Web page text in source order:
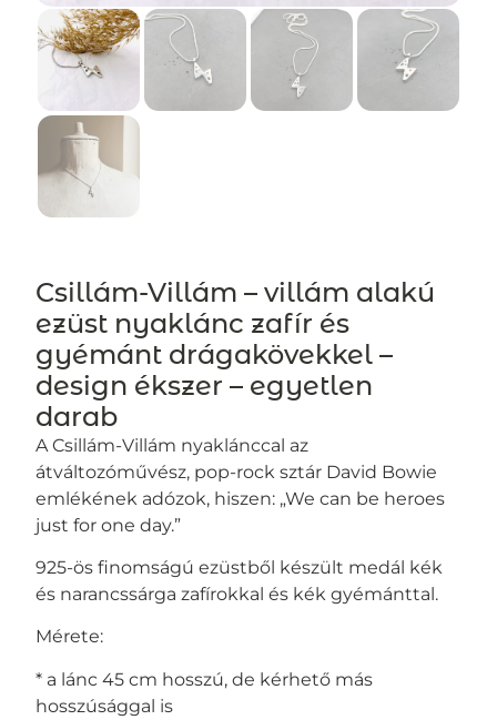
Csillám-Villám – villám alakú
ezüst nyaklánc zafír és
gyémánt drágakövekkel –
design ékszer – egyetlen
darab
A Csillám-Villám nyaklánccal az
átváltozóművész, pop-rock sztár David Bowie
emlékének adózok, hiszen: „We can be heroes
just for one day.”
925-ös finomságú ezüstből készült medál kék
és narancssárga zafírokkal és kék gyémánttal.
Mérete:
* a lánc 45 cm hosszú, de kérhető más
hosszúsággal is